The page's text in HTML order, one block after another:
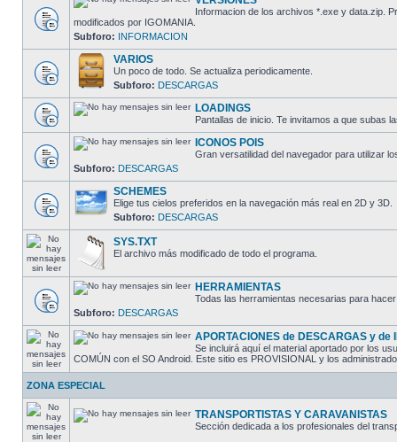
Informacion de los archivos *.exe y data.zip.
modificados por IGOMANIA.
Subforo: INFORMACION
VARIOS
Un poco de todo. Se actualiza periodicamente.
Subforo: DESCARGAS
LOADINGS
Pantallas de inicio. Te invitamos a que subas
ICONOS POIS
Gran versatilidad del navegador para utilizar
Subforo: DESCARGAS
SCHEMES
Elige tus cielos preferidos en la navegación más real en 2D y 3D.
Subforo: DESCARGAS
SYS.TXT
El archivo más modificado de todo el programa.
HERRAMIENTAS
Todas las herramientas necesarias para
Subforo: DESCARGAS
APORTACIONES de DESCARGAS y de
Se incluirá aquí el material aportado por los
COMÚN con el SO Android. Este sitio es PROVISIONAL y los
ZONA ESPECIAL
TRANSPORTISTAS Y CARAVANISTAS
Sección dedicada a los profesionales del